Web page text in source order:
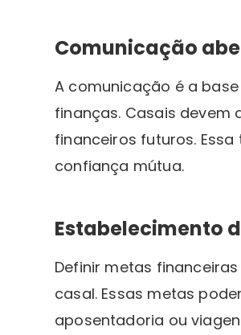
Comunicação
A comunicação é a
finanças. Casais devem
financeiros futuros.
confiança mútua.
Estabelecimento
Definir metas
casal. Essas metas
aposentadoria ou